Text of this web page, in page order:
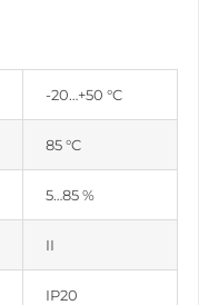
-20…+50 °C
85 °C
5…85 %
II
IP20